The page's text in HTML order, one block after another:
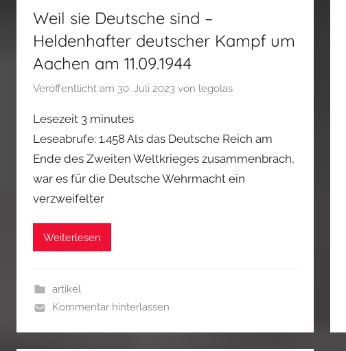
Weil sie Deutsche sind –
Heldenhafter deutscher Kampf um
Aachen am 11.09.1944
Veröffentlicht am 30. Juli 2023 von legolas
Lesezeit 3 minutes
Leseabrufe: 1.458 Als das Deutsche Reich am
Ende des Zweiten Weltkrieges zusammenbrach,
war es für die Deutsche Wehrmacht ein
verzweifelter
Weiterlesen
artikel
Kommentar hinterlassen